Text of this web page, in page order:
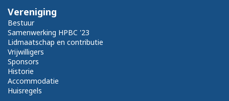
Vereniging
Bestuur
Samenwerking HPBC '23
Lidmaatschap en contributie
Vrijwilligers
Sponsors
Historie
Accommodatie
Huisregels